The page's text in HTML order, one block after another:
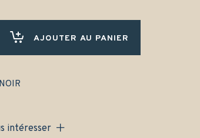
AJOUTER AU PANIER
intéresser